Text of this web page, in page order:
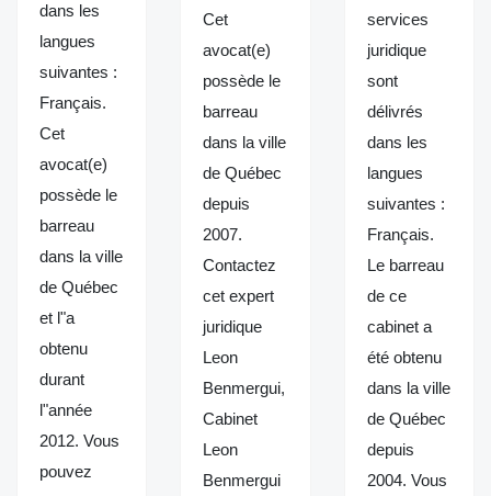
dans les
langues
suivantes :
Français.
Cet
avocat(e)
possède le
barreau
dans la ville
de Québec
et l"a
obtenu
durant
l"année
2012. Vous
pouvez
Cet
avocat(e)
possède le
barreau
dans la ville
de Québec
depuis
2007.
Contactez
cet expert
juridique
Leon
Benmergui,
Cabinet
Leon
Benmergui
services
juridique
sont
délivrés
dans les
langues
suivantes :
Français.
Le barreau
de ce
cabinet a
été obtenu
dans la ville
de Québec
depuis
2004. Vous